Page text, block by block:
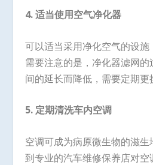
4. 适当使用空气净化器
可以适当采用净化空气的设施
需要注意的是，净化器滤网
间的延长而降低，需要定期更
5. 定期清洗车内空调
空调可成为病原微生物的滋
到专业的汽车维修保养店对